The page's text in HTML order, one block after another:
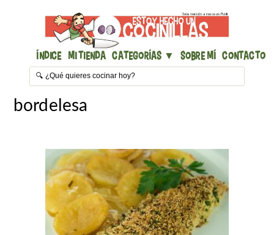
Índice Mi Tienda Categorías ▼ Sobre mí Contacto
bordelesa